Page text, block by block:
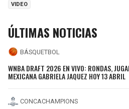
VIDEO
ÚLTIMAS NOTICIAS
BÁSQUETBOL
WNBA DRAFT 2026 EN VIVO: RONDAS,
MEXICANA GABRIELA JAQUEZ HOY 13 ABRIL
CONCACHAMPIONS